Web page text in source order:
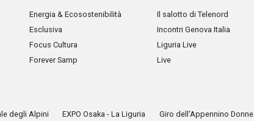
Energia & Ecosostenibilità
Esclusiva
Focus Cultura
Forever Samp
Il salotto di Telenord
Incontri Genova Italia
Liguria Live
Live
degli Alpini
EXPO Osaka - La Liguria
Giro dell'Appennino Donne